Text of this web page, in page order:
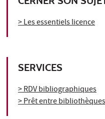
> Les essentiels licence
SERVICES
> RDV bibliographiques
> Prêt entre bibliothèques